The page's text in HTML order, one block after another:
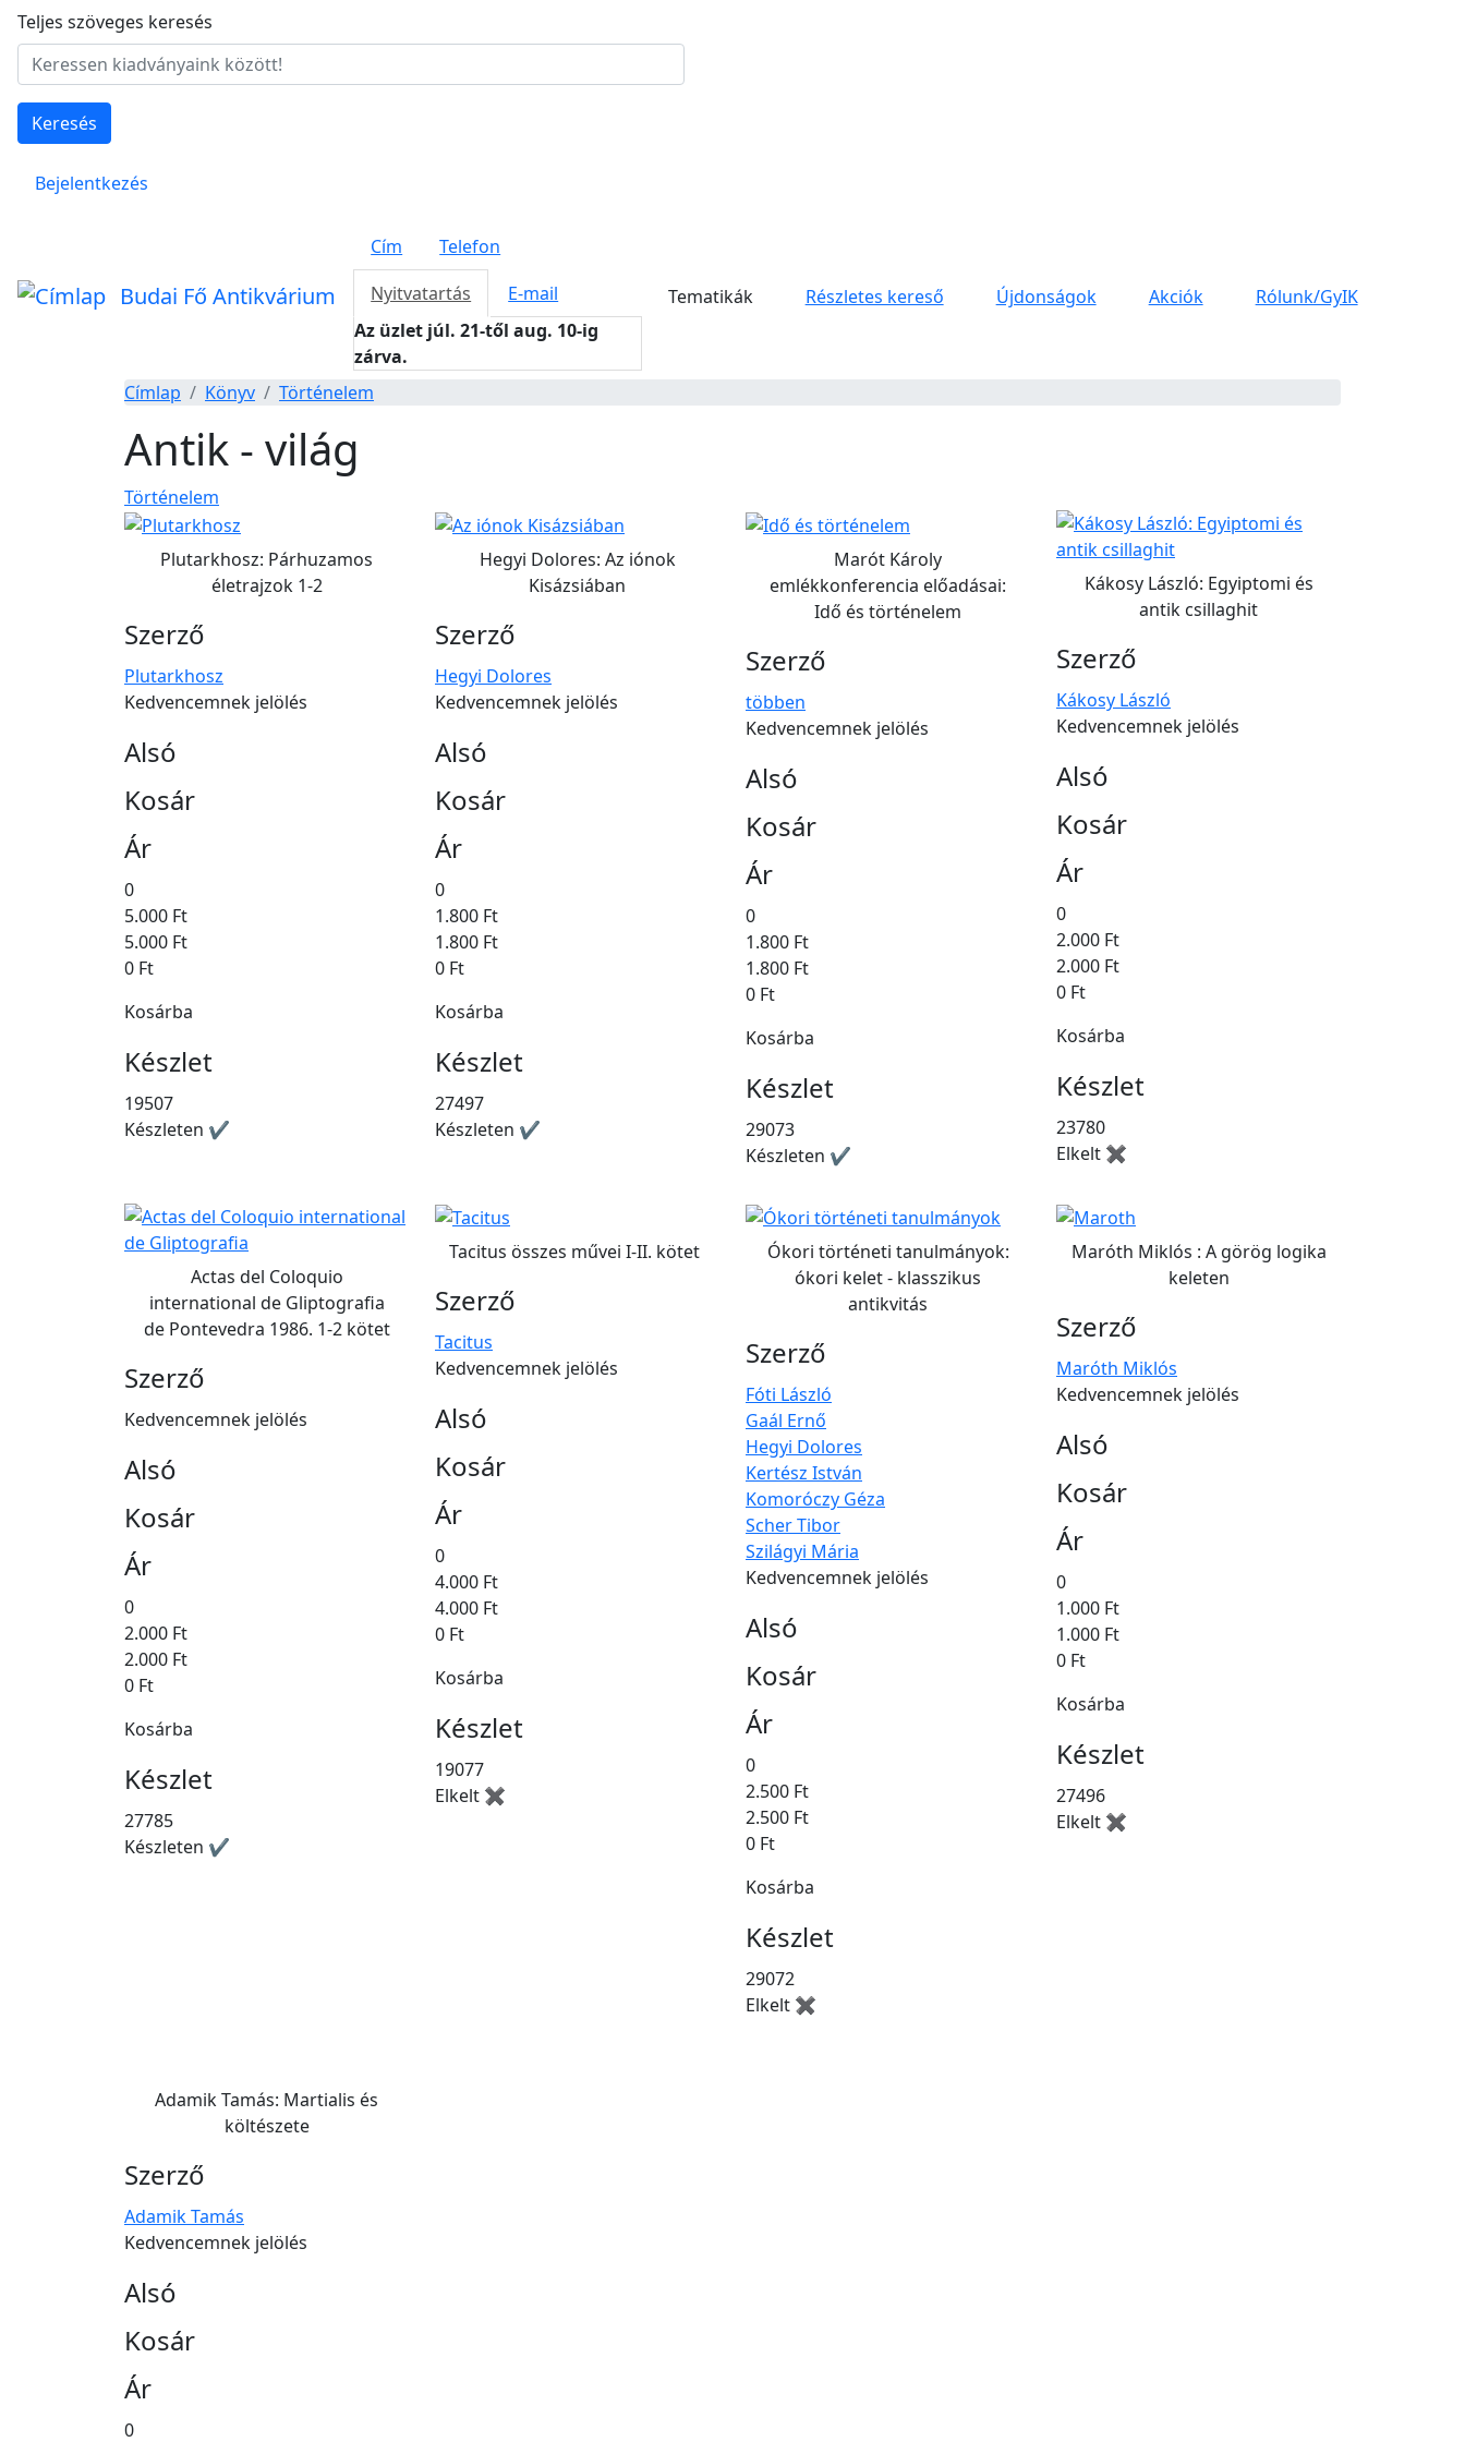
Ugrás a tartalomra
Teljes szöveges keresés
Keresés
Felhasználói fiók menüje
Bejelentkezés
Budai Fő Antikvárium
Cím
Telefon
Nyitvatartás
E-mail
Az üzlet júl. 21-től aug. 10-ig
zárva.
Tematikák Részletes kereső Újdonságok Akciók Rólunk/GyIK
Címlap Könyv Történelem
Antik - világ
Történelem
Plutarkhosz: Párhuzamos
életrajzok 1-2
Szerző
Plutarkhosz
Kedvencemnek jelölés
Alsó
Kosár
Ár
0
5.000 Ft
5.000 Ft
0 Ft
Kosárba
Készlet
19507
Készleten ✔
Hegyi Dolores: Az iónok
Kisázsiában
Szerző
Hegyi Dolores
Kedvencemnek jelölés
Alsó
Kosár
Ár
0
1.800 Ft
1.800 Ft
0 Ft
Kosárba
Készlet
27497
Készleten ✔
Marót Károly
emlékkonferencia előadásai:
Idő és történelem
Szerző
többen
Kedvencemnek jelölés
Alsó
Kosár
Ár
0
1.800 Ft
1.800 Ft
0 Ft
Kosárba
Készlet
29073
Készleten ✔
Kákosy László: Egyiptomi és
antik csillaghit
Szerző
Kákosy László
Kedvencemnek jelölés
Alsó
Kosár
Ár
0
2.000 Ft
2.000 Ft
0 Ft
Kosárba
Készlet
23780
Elkelt ✖
Actas del Coloquio
international de Gliptografia
de Pontevedra 1986. 1-2 kötet
Szerző
Kedvencemnek jelölés
Alsó
Kosár
Ár
0
2.000 Ft
2.000 Ft
0 Ft
Kosárba
Készlet
27785
Készleten ✔
Tacitus összes művei I-II. kötet
Szerző
Tacitus
Kedvencemnek jelölés
Alsó
Kosár
Ár
0
4.000 Ft
4.000 Ft
0 Ft
Kosárba
Készlet
19077
Elkelt ✖
Ókori történeti tanulmányok:
ókori kelet - klasszikus
antikvitás
Szerző
Fóti László
Gaál Ernő
Hegyi Dolores
Kertész István
Komoróczy Géza
Scher Tibor
Szilágyi Mária
Kedvencemnek jelölés
Alsó
Kosár
Ár
0
2.500 Ft
2.500 Ft
0 Ft
Kosárba
Készlet
29072
Elkelt ✖
Maróth Miklós : A görög logika
keleten
Szerző
Maróth Miklós
Kedvencemnek jelölés
Alsó
Kosár
Ár
0
1.000 Ft
1.000 Ft
0 Ft
Kosárba
Készlet
27496
Elkelt ✖
Adamik Tamás: Martialis és
költészete
Szerző
Adamik Tamás
Kedvencemnek jelölés
Alsó
Kosár
Ár
0